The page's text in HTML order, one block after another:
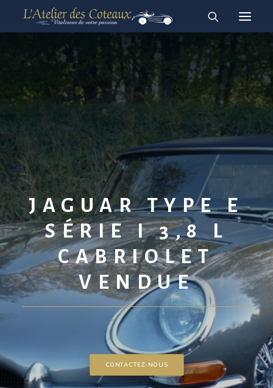
RESTAURATION
ACHAT-VENTE
À vendre
Vendues
English
Français
JAGUAR TYPE E
SÉRIE I 3,8 L
CABRIOLET
VENDUE
CONTACTEZ-NOUS